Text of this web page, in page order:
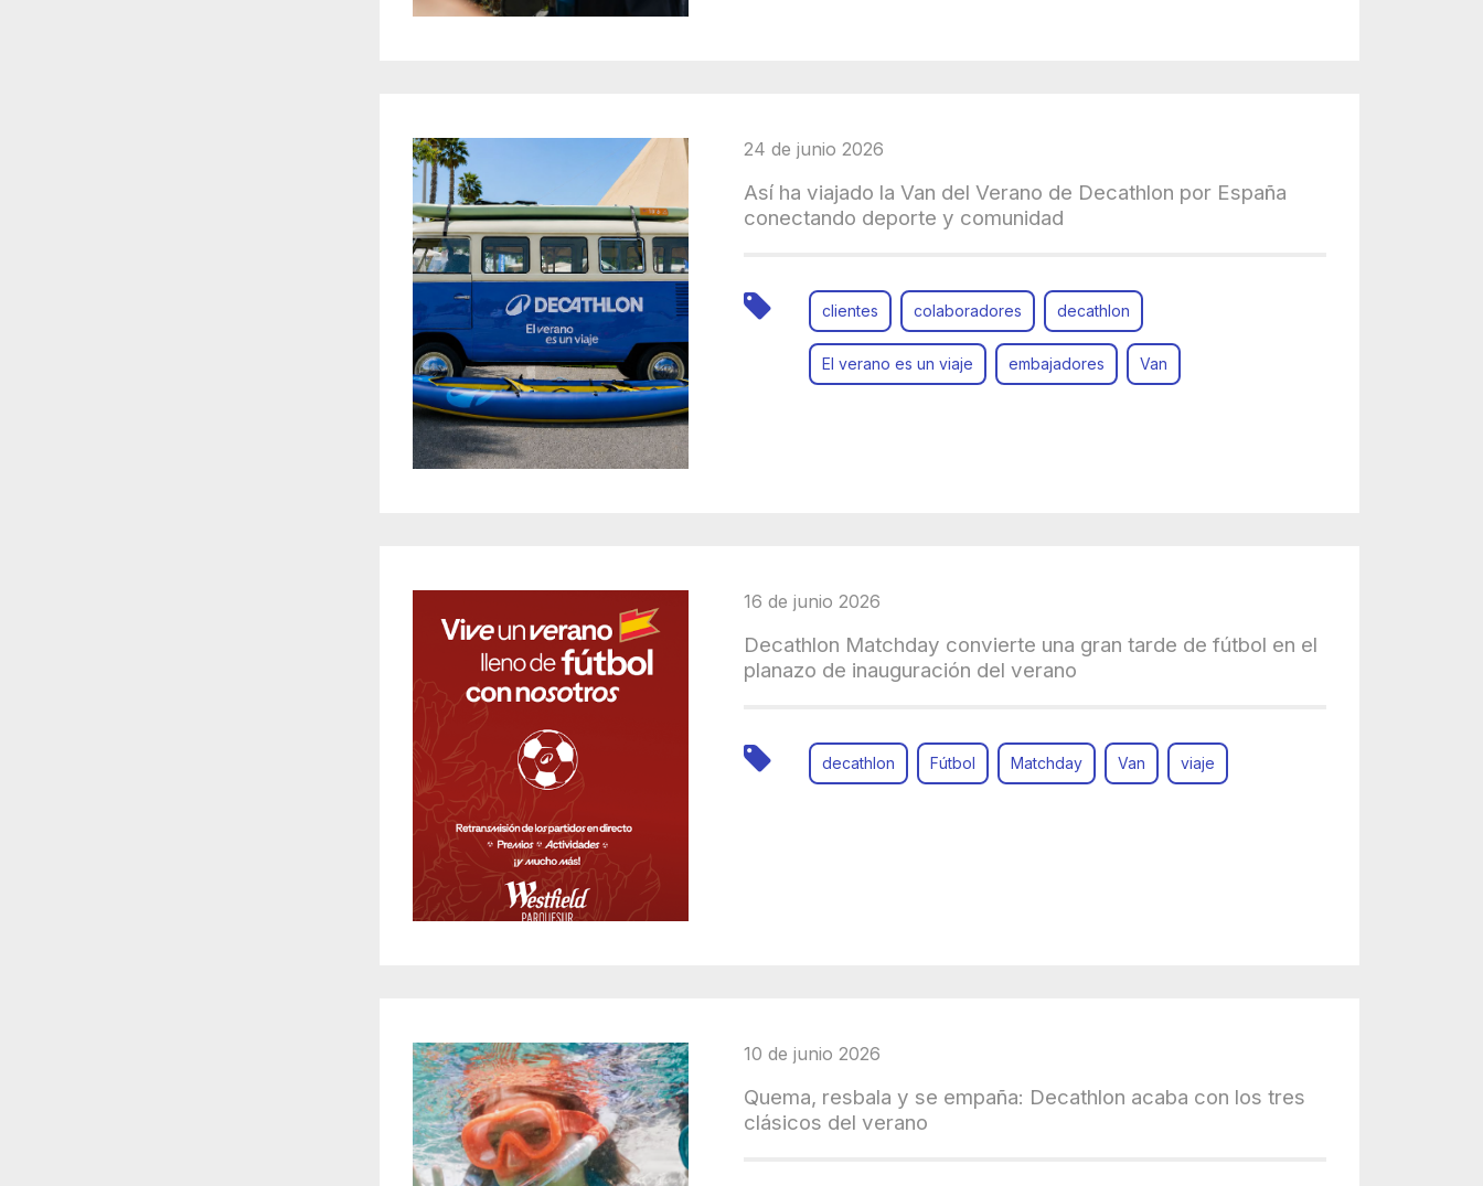
24 de junio 2026
Así ha viajado la Van del Verano de Decathlon por España
conectando deporte y comunidad
clientes colaboradores decathlon
El verano es un viaje embajadores Van
16 de junio 2026
Decathlon Matchday convierte una gran tarde de fútbol en el
planazo de inauguración del verano
decathlon Fútbol Matchday Van viaje
10 de junio 2026
Quema, resbala y se empaña: Decathlon acaba con los tres
clásicos del verano